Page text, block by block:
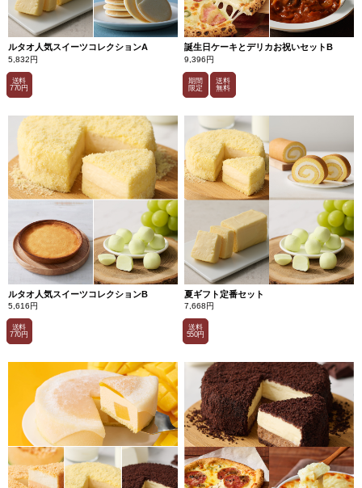
ルタオ人気スイーツコレクションA
5,832円
送料
770円
誕生日ケーキとデリカお祝いセットB
9,396円
期間
限定
送料
無料
ルタオ人気スイーツコレクションB
5,616円
送料
770円
夏ギフト定番セット
7,668円
送料
550円